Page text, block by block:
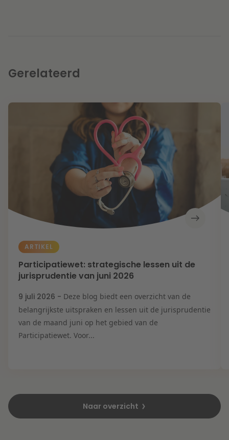
Gerelateerd
ARTIKEL
Participatiewet: strategische lessen uit de
jurisprudentie van juni 2026
9 juli 2026 - Deze blog biedt een overzicht van de
belangrijkste uitspraken en lessen uit de jurisprudentie
van de maand juni op het gebied van de
Participatiewet. Voor...
Naar overzicht